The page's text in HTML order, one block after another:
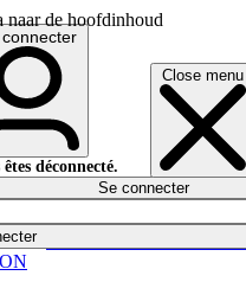
naar de hoofdinhoud
Close menu
êtes déconnecté.
Se connecter